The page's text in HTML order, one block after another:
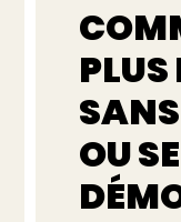
PLUS
OU SE